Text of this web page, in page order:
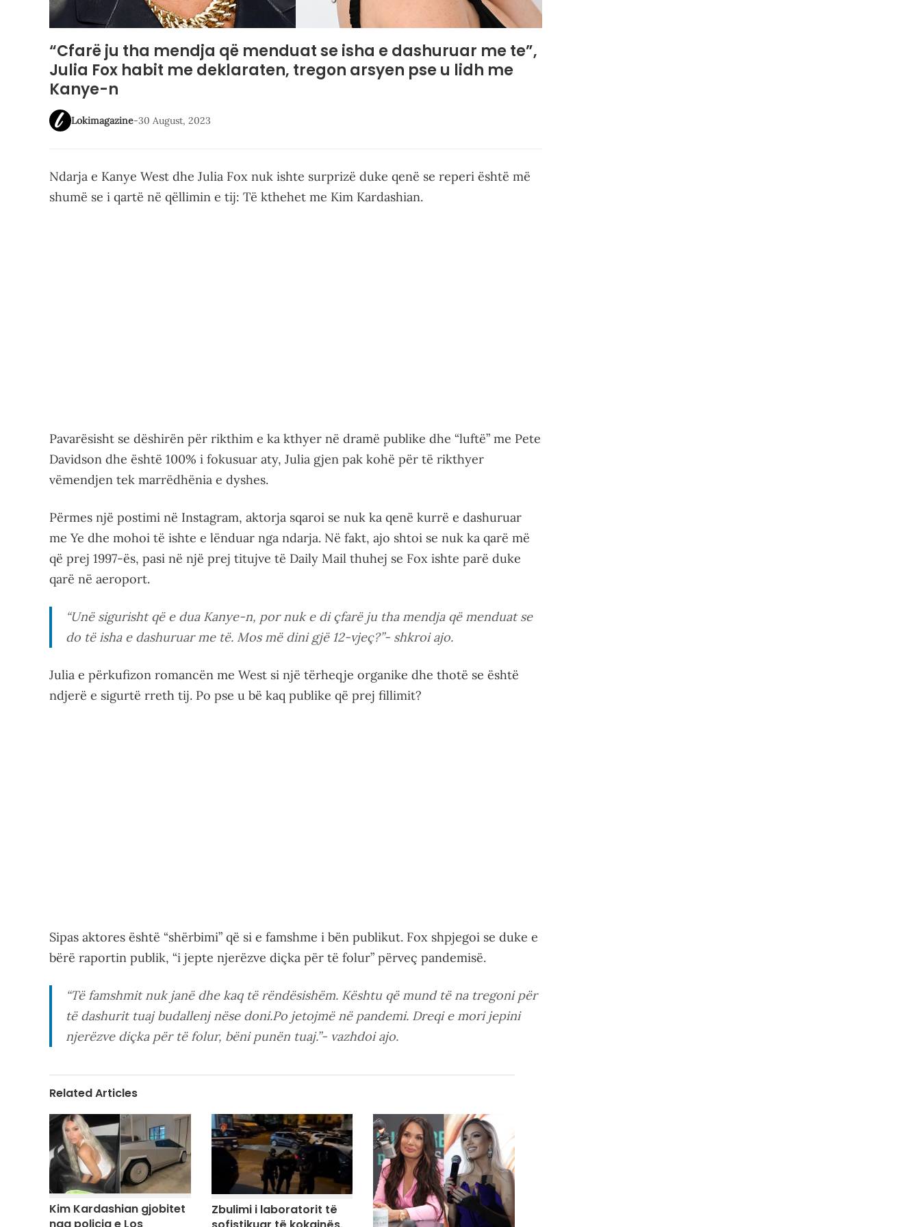
“Cfarë ju tha mendja që menduat se isha e dashuruar me te”,
Julia Fox habit me deklaraten, tregon arsyen pse u lidh me
Kanye-n
Lokimagazine-30 August, 2023
Ndarja e Kanye West dhe Julia Fox nuk ishte surprizë duke qenë se reperi është më
shumë se i qartë në qëllimin e tij: Të kthehet me Kim Kardashian.
Pavarësisht se dëshirën për rikthim e ka kthyer në dramë publike dhe “luftë” me Pete
Davidson dhe është 100% i fokusuar aty, Julia gjen pak kohë për të rikthyer
vëmendjen tek marrëdhënia e dyshes.
Përmes një postimi në Instagram, aktorja sqaroi se nuk ka qenë kurrë e dashuruar
me Ye dhe mohoi të ishte e lënduar nga ndarja. Në fakt, ajo shtoi se nuk ka qarë më
që prej 1997-ës, pasi në një prej titujve të Daily Mail thuhej se Fox ishte parë duke
qarë në aeroport.
“Unë sigurisht që e dua Kanye-n, por nuk e di çfarë ju tha mendja që menduat se
do të isha e dashuruar me të. Mos më dini gjë 12-vjeç?”- shkroi ajo.
Julia e përkufizon romancën me West si një tërheqje organike dhe thotë se është
ndjerë e sigurtë rreth tij. Po pse u bë kaq publike që prej fillimit?
Sipas aktores është “shërbimi” që si e famshme i bën publikut. Fox shpjegoi se duke e
bërë raportin publik, “i jepte njerëzve diçka për të folur” përveç pandemisë.
“Të famshmit nuk janë dhe kaq të rëndësishëm. Kështu që mund të na tregoni për
të dashurit tuaj budallenj nëse doni.Po jetojmë në pandemi. Dreqi e mori jepini
njerëzve diçka për të folur, bëni punën tuaj.”- vazhdoi ajo.
Related Articles
Kim Kardashian gjobitet
Zbulimi i laboratorit të